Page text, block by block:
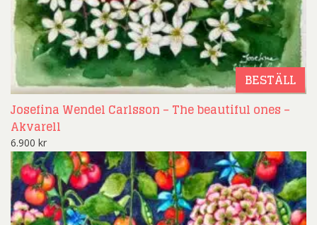
BESTÄLL
Josefina Wendel Carlsson – The beautiful ones –
Akvarell
6.900 kr